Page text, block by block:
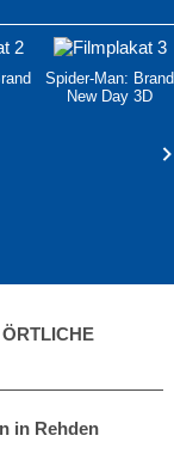
Spider-Man: Brand
New Day 3D
in Rehden